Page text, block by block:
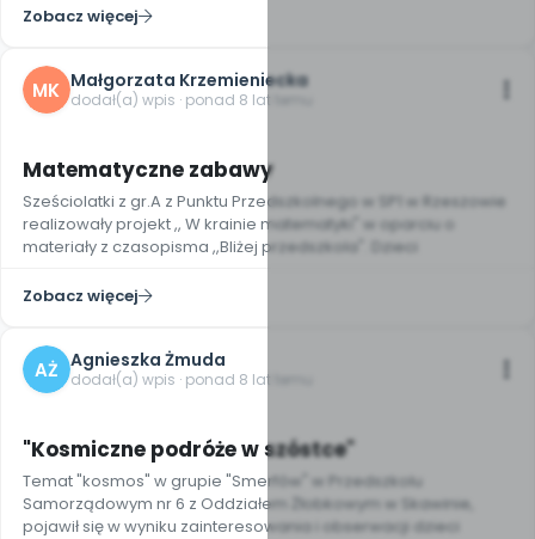
Zobacz więcej
MK Małgorzata Krzemieniecka
dodał(a) wpis · ponad 8 lat temu
Matematyczne zabawy
Sześciolatki z gr.A z Punktu Przedszkolnego w SP1 w Rzeszowie
realizowały projekt ,, W krainie matematyki" w oparciu o
materiały z czasopisma ,,Bliżej przedszkola". Dzieci
Zobacz więcej
AŻ Agnieszka Żmuda
dodał(a) wpis · ponad 8 lat temu
"Kosmiczne podróże w szóstce"
Temat "kosmos" w grupie "Smerfów" w Przedszkolu
Samorządowym nr 6 z Oddziałem Żłobkowym w Skawinie,
pojawił się w wyniku zainteresowania i obserwacji dzieci